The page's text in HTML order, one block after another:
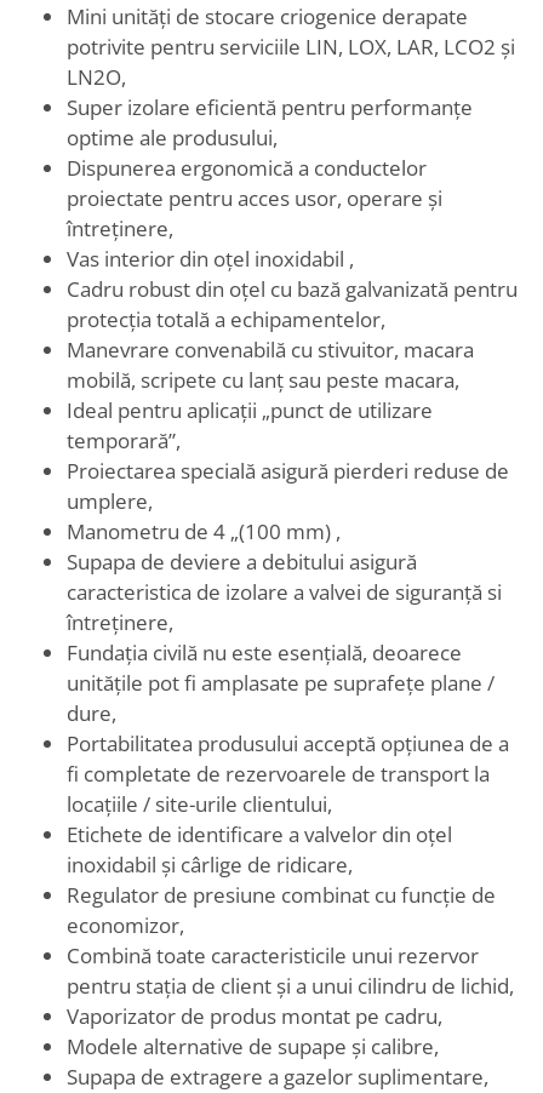
Mini unități de stocare criogenice derapate
potrivite pentru serviciile LIN, LOX, LAR, LCO2 și
LN2O,
Super izolare eficientă pentru performanțe
optime ale produsului,
Dispunerea ergonomică a conductelor
proiectate pentru acces usor, operare și
întreținere,
Vas interior din oțel inoxidabil ,
Cadru robust din oțel cu bază galvanizată pentru
protecția totală a echipamentelor,
Manevrare convenabilă cu stivuitor, macara
mobilă, scripete cu lanț sau peste macara,
Ideal pentru aplicații „punct de utilizare
temporară”,
Proiectarea specială asigură pierderi reduse de
umplere,
Manometru de 4 „(100 mm) ,
Supapa de deviere a debitului asigură
caracteristica de izolare a valvei de siguranță si
întreținere,
Fundația civilă nu este esențială, deoarece
unitățile pot fi amplasate pe suprafețe plane /
dure,
Portabilitatea produsului acceptă opțiunea de a
fi completate de rezervoarele de transport la
locațiile / site-urile clientului,
Etichete de identificare a valvelor din oțel
inoxidabil și cârlige de ridicare,
Regulator de presiune combinat cu funcție de
economizor,
Combină toate caracteristicile unui rezervor
pentru stația de client și a unui cilindru de lichid,
Vaporizator de produs montat pe cadru,
Modele alternative de supape și calibre,
Supapa de extragere a gazelor suplimentare,